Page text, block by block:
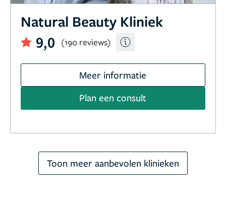
Natural Beauty Kliniek
9,0
(190 reviews)
Meer informatie
Plan een consult
Toon meer aanbevolen klinieken